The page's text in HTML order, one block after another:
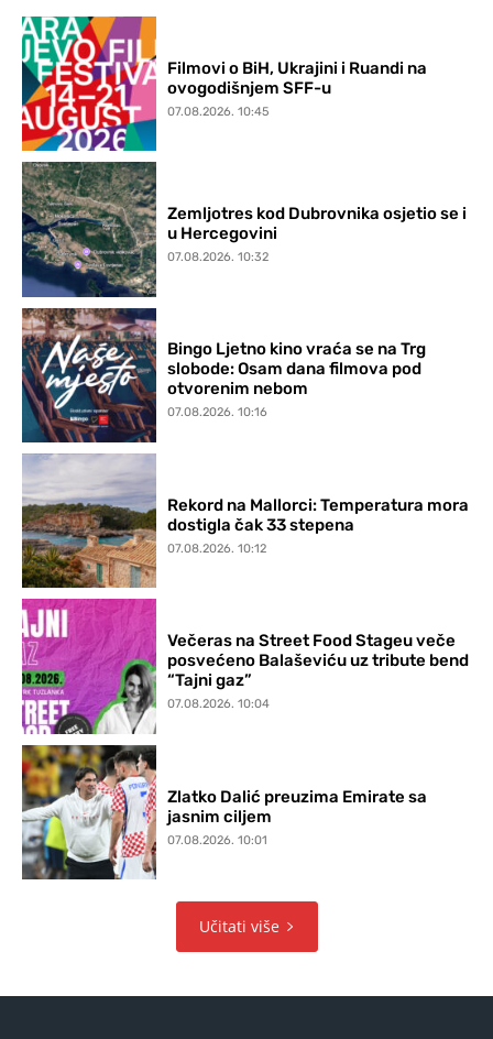
Filmovi o BiH, Ukrajini i Ruandi na
ovogodišnjem SFF-u
07.08.2026. 10:45
Zemljotres kod Dubrovnika osjetio se i
u Hercegovini
07.08.2026. 10:32
Bingo Ljetno kino vraća se na Trg
slobode: Osam dana filmova pod
otvorenim nebom
07.08.2026. 10:16
Rekord na Mallorci: Temperatura mora
dostigla čak 33 stepena
07.08.2026. 10:12
Večeras na Street Food Stageu veče
posvećeno Balaševiću uz tribute bend
“Tajni gaz”
07.08.2026. 10:04
Zlatko Dalić preuzima Emirate sa
jasnim ciljem
07.08.2026. 10:01
Učitati više